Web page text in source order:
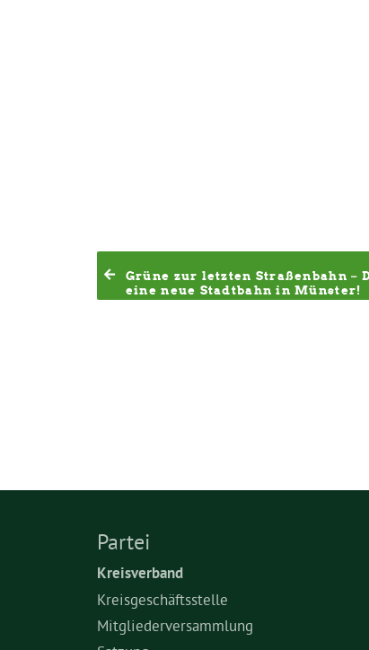
Grüne zur letzten Straßenbahn –
eine neue Stadtbahn in Münster!
Partei
Kreisverband
Kreisgeschäftsstelle
Mitgliederversammlung